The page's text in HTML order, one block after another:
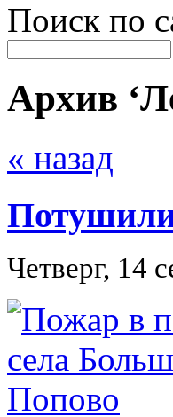
Поиск по
Архив
« назад
Четверг, 14